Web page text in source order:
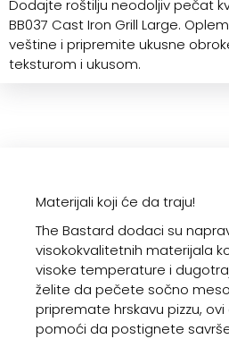
Dodajte roštilju neodoljiv pečat
BB037 Cast Iron Grill Large.
veštine i pripremite ukusne
teksturom i ukusom.
Materijali koji će da traju!
The Bastard dodaci su
visokokvalitetnih materijala
visoke temperature i
želite da pečete sočno
pripremate hrskavu pizzu,
pomoći da postignete